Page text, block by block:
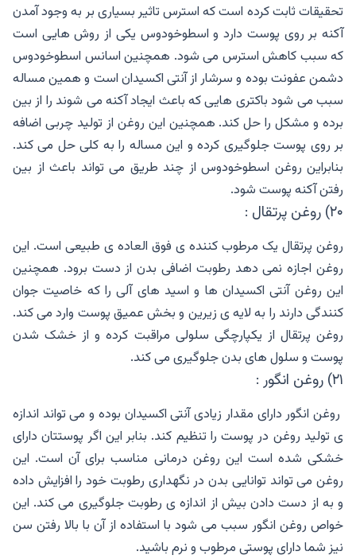
تحقیقات ثابت کرده است که استرس تاثیر بسیاری بر به وجود آمدن
آکنه بر روی پوست دارد و اسطوخودوس یکی از روش هایی است
که سبب کاهش استرس می شود. همچنین اسانس اسطوخودوس
دشمن عفونت بوده و سرشار از آنتی اکسیدان است و همین مساله
سبب می شود باکتری هایی که باعث ایجاد آکنه می شوند را از بین
برده و مشکل را حل کند. همچنین این روغن از تولید چربی اضافه
بر روی پوست جلوگیری کرده و این مساله را به کلی حل می کند.
بنابراین روغن اسطوخودوس از چند طریق می تواند باعث از بین
رفتن آکنه پوست شود.
۲۰) روغن پرتقال :
روغن پرتقال یک مرطوب کننده ی فوق العاده ی طبیعی است. این
روغن اجازه نمی دهد رطوبت اضافی بدن از دست برود. همچنین
این روغن آنتی اکسیدان ها و اسید های آلی را که خاصیت جوان
کنندگی دارند را به لایه ی زیرین و بخش عمیق پوست وارد می کند.
روغن پرتقال از یکپارچگی سلولی مراقبت کرده و از خشک شدن
پوست و سلول های بدن جلوگیری می کند.
۲۱) روغن انگور :
روغن انگور دارای مقدار زیادی آنتی اکسیدان بوده و می تواند اندازه
ی تولید روغن در پوست را تنظیم کند. بنابر این اگر پوستتان دارای
خشکی شده است این روغن درمانی مناسب برای آن است. این
روغن می تواند توانایی بدن در نگهداری رطوبت خود را افزایش داده
و به از دست دادن بیش از اندازه ی رطوبت جلوگیری می کند. این
خواص روغن انگور سبب می شود با استفاده از آن با بالا رفتن سن
نیز شما دارای پوستی مرطوب و نرم باشید.